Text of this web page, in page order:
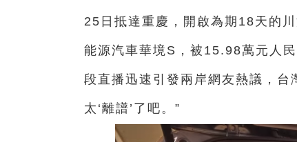
25日抵達重慶，開啟為期18天的
能源汽車華境S，被15.98萬元人
段直播迅速引發兩岸網友熱議，台
太‘離譜’了吧。”